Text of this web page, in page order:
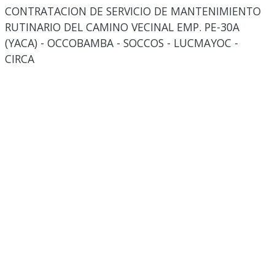
CONTRATACION DE SERVICIO DE MANTENIMIENTO
RUTINARIO DEL CAMINO VECINAL EMP. PE-30A
(YACA) - OCCOBAMBA - SOCCOS - LUCMAYOC -
CIRCA